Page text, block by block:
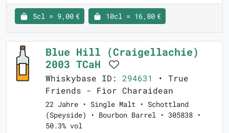
5cl = 9,00 € 10cl = 16,80 €
Blue Hill (Craigellachie)
2003 TCaH
Whiskybase ID: 294631
• True
Friends - Fìor Charaidean
22 Jahre • Single Malt • Schottland
(Speyside) • Bourbon Barrel • 305838 •
50.3% vol